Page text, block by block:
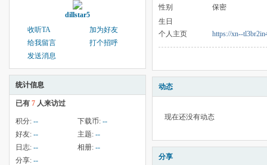
dillstar5
收听TA
加为好友
给我留言
打个招呼
发送消息
统计信息
已有 7 人来访过
积分: -- 下载币: --
好友: -- 主题: --
日志: -- 相册: --
分享: --
性别
保密
生日
个人主页
https://xn--
动态
现在还没有动态
分享